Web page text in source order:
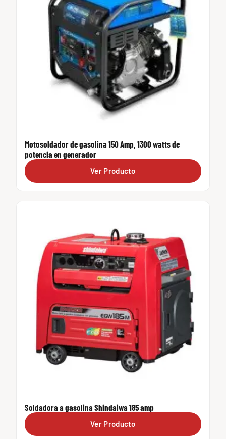
Motosoldador de gasolina 150 Amp, 1300 watts de
potencia en generador
Ver Producto
Soldadora a gasolina Shindaiwa 185 amp
Ver Producto